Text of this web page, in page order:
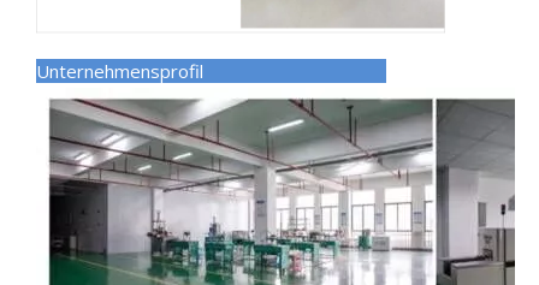
Unternehmensprofil